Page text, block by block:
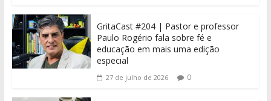
GritaCast #204 | Pastor e professor
Paulo Rogério fala sobre fé e
educação em mais uma edição
especial
27 de julho de 2026 0